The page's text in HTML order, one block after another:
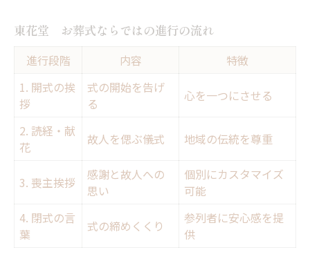
東花堂 お葬式ならではの進行の流れ
進行段階 内容
特徴
1. 開式の挨
拶
式の開始を告げ
る
心を一つにさせる
2. 読経・献
花
故人を偲ぶ儀式 地域の伝統を尊重
3. 喪主挨拶
感謝と故人への
思い
個別にカスタマイズ
可能
4. 閉式の言
葉
式の締めくくり
参列者に安心感を提
供